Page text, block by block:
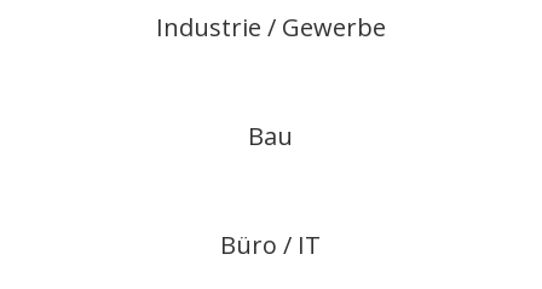
Industrie / Gewerbe
Bau
Büro / IT